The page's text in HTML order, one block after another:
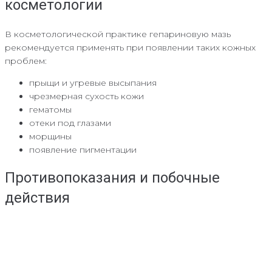
косметологии
В косметологической практике гепариновую мазь
рекомендуется применять при появлении таких кожных
проблем:
прыщи и угревые высыпания
чрезмерная сухость кожи
гематомы
отеки под глазами
морщины
появление пигментации
Противопоказания и побочные
действия